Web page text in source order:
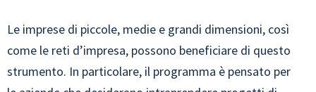
Le imprese di piccole, medie e grandi dimensioni, così
come le reti d’impresa, possono beneficiare di questo
strumento. In particolare, il programma è pensato per